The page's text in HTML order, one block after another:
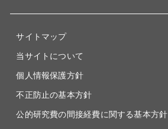
サイトマップ
当サイトについて
個人情報保護方針
不正防止の基本方針
公的研究費の間接経費に関する基本方針